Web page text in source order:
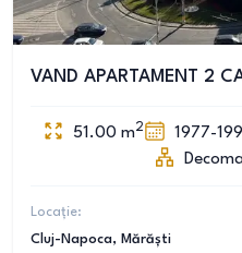
VAND APARTAMENT 2
51.00 m2 1977-
Locație:
Cluj-Napoca, Mărăști